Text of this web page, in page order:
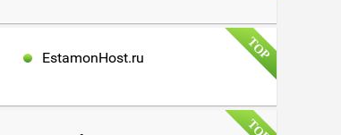
EstamonHost.ru